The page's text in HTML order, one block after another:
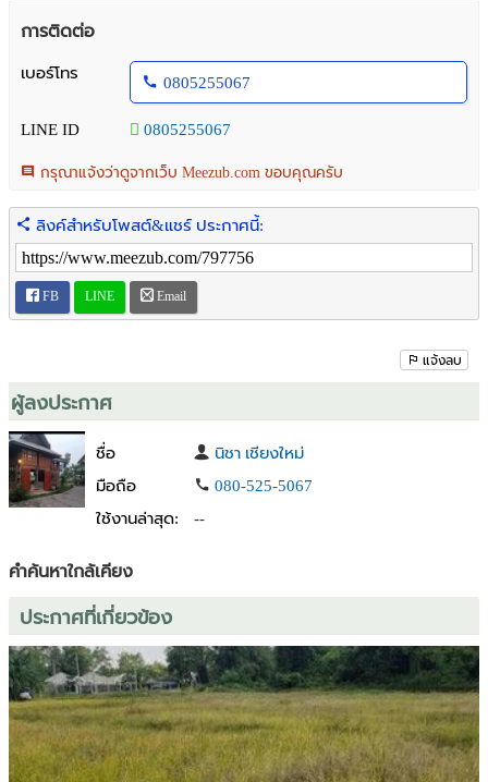
การติดต่อ
เบอร์โทร
0805255067
LINE ID 0805255067
กรุณาแจ้งว่าดูจากเว็บ Meezub.com ขอบคุณครับ
ลิงค์สำหรับโพสต์&แชร์ ประกาศนี้:
FB LINE Email
แจ้งลบ
ผู้ลงประกาศ
ชื่อ
นิชา เชียงใหม่
มือถือ
080-525-5067
ใช้งานล่าสุด:
--
คำค้นหาใกล้เคียง
ประกาศที่เกี่ยวข้อง